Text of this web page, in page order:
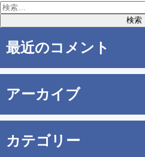
稿
ビ
ゲ
ー
シ
ョ
検
索:
最近のコメント
アーカイブ
カテゴリー